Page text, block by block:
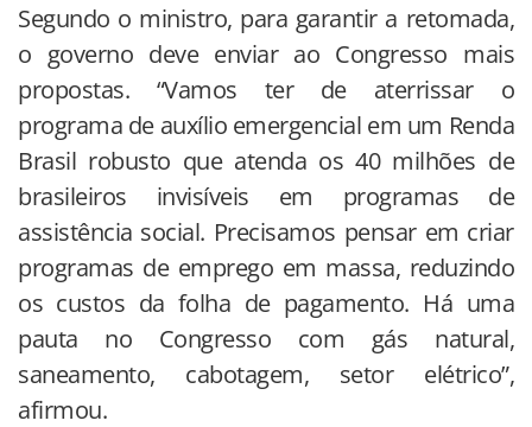
Segundo o ministro, para garantir a retomada,
o governo deve enviar ao Congresso mais
propostas. “Vamos ter de aterrissar o
programa de auxílio emergencial em um Renda
Brasil robusto que atenda os 40 milhões de
brasileiros invisíveis em programas de
assistência social. Precisamos pensar em criar
programas de emprego em massa, reduzindo
os custos da folha de pagamento. Há uma
pauta no Congresso com gás natural,
saneamento, cabotagem, setor elétrico”,
afirmou.